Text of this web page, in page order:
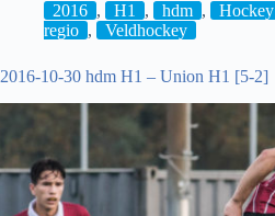
Leonidas
1]
2016 , H1 , hdm , Hockey
regio , Veldhockey
2016-10-30 hdm H1 – Union H1 [5-2]